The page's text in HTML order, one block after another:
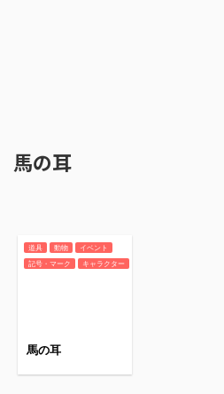
馬の耳
道具 動物
イベント
記号・マーク
キャラクター
馬の耳